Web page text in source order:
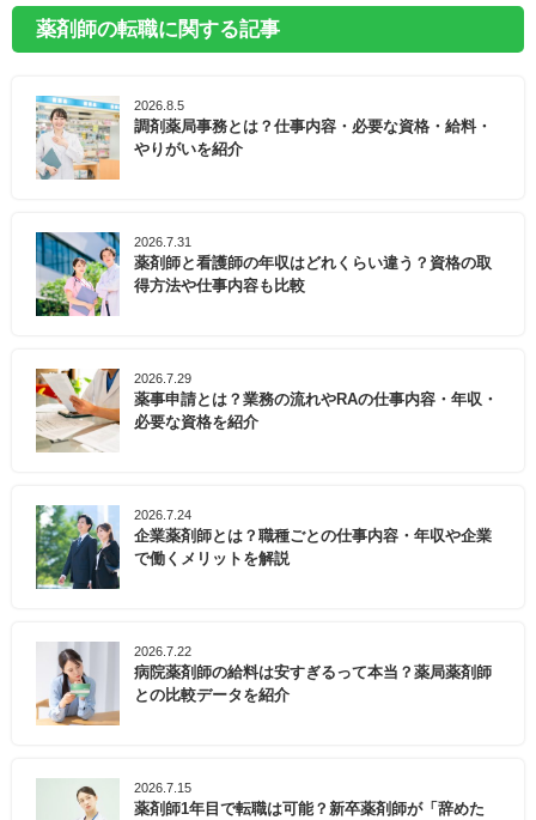
薬剤師の転職に関する記事
2026.8.5
調剤薬局事務とは？仕事内容・必要な資格・給料・
やりがいを紹介
2026.7.31
薬剤師と看護師の年収はどれくらい違う？資格の取
得方法や仕事内容も比較
2026.7.29
薬事申請とは？業務の流れやRAの仕事内容・年収・
必要な資格を紹介
2026.7.24
企業薬剤師とは？職種ごとの仕事内容・年収や企業
で働くメリットを解説
2026.7.22
病院薬剤師の給料は安すぎるって本当？薬局薬剤師
との比較データを紹介
2026.7.15
薬剤師1年目で転職は可能？新卒薬剤師が「辞めた